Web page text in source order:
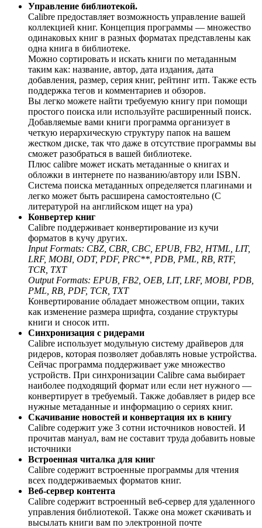
Управление библиотекой.
Calibre предоставляет возможность управление вашей
коллекцией книг. Концепция программы — множество
одинаковых книг в разных форматах представлены как
одна книга в библиотеке.
Можно сортировать и искать книги по метаданным
таким как: название, автор, дата издания, дата
добавления, размер, серия книг, рейтинг итп. Также есть
поддержка тегов и комментариев и обзоров.
Вы легко можете найти требуемую книгу при помощи
простого поиска или используйте расширенный поиск.
Добавляемые вами книги программа организует в
четкую иерархическую структуру папок на вашем
жестком диске, так что даже в отсутствие программы вы
сможет разобраться в вашей библиотеке.
Плюс calibre может искать метаданные о книгах и
обложки в интернете по названию/автору или ISBN.
Система поиска метаданных определяется плагинами и
легко может быть расширена самостоятельно (С
литературой на английском ищет на ура)
Конвертер книг
Calibre поддерживает конвертирование из кучи
форматов в кучу других.
Input Formats: CBZ, CBR, CBC, EPUB, FB2, HTML, LIT,
LRF, MOBI, ODT, PDF, PRC**, PDB, PML, RB, RTF,
TCR, TXT
Output Formats: EPUB, FB2, OEB, LIT, LRF, MOBI, PDB,
PML, RB, PDF, TCR, TXT
Конвертирование обладает множеством опции, таких
как изменение размера шрифта, создание структуры
книги и сносок итп.
Синхронизация с ридерами
Calibre использует модульную систему драйверов для
ридеров, которая позволяет добавлять новые устройства.
Сейчас программа поддерживает уже множество
устройств. При синхронизации Calibre сама выбирает
наиболее подходящий формат или если нет нужного —
конвертирует в требуемый. Также добавляет в ридер все
нужные метаданные и информацию о сериях книг.
Скачивание новостей и конвертация их в книгу
Calibre содержит уже 3 сотни источников новостей. И
прочитав мануал, вам не составит труда добавить новые
источники
Встроенная читалка для книг
Calibre содержит встроенные программы для чтения
всех поддерживаемых форматов книг.
Веб-сервер контента
Calibre содержит встроенный веб-сервер для удаленного
управления библиотекой. Также она может скачивать и
высылать книги вам по электронной почте